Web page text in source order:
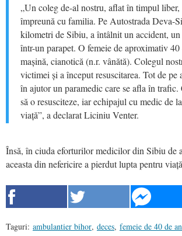
„Un coleg de-al nostru, aflat în timpul
împreună cu familia. Pe Autostrada Deva-
kilometri de Sibiu, a întâlnit un accident, un
într-un parapet. O femeie de aproximativ 40
mașină, cianotică (n.r. vânătă). Colegul
victimei și a început resuscitarea. Tot de pe
în ajutor un paramedic care se afla în trafic.
să o resusciteze, iar echipajul cu medic de
viață”, a declarat Liciniu Venter.
Însă, în ciuda eforturilor medicilor din Sibiu de
aceasta din nefericire a pierdut lupta pentru
Taguri: ambulantier bihor, deces, femeie de 40 de